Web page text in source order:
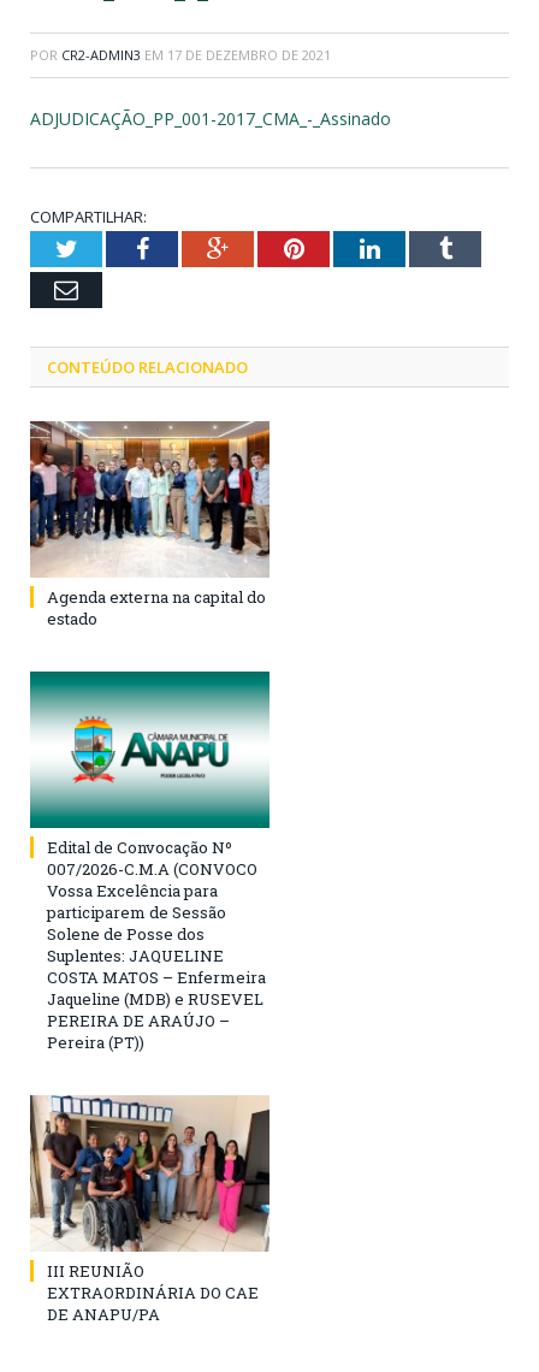
POR CR2-ADMIN3 EM 17 DE DEZEMBRO DE 2021
ADJUDICAÇÃO_PP_001-2017_CMA_-_Assinado
COMPARTILHAR:
TwitterFacebookGoogle+PinterestLinkedInTumblr
Email
CONTEÚDO RELACIONADO
Agenda externa na capital do
estado
Edital de Convocação Nº
007/2026-C.M.A (CONVOCO
Vossa Excelência para
participarem de Sessão
Solene de Posse dos
Suplentes: JAQUELINE
COSTA MATOS – Enfermeira
Jaqueline (MDB) e RUSEVEL
PEREIRA DE ARAÚJO –
Pereira (PT))
III REUNIÃO
EXTRAORDINÁRIA DO CAE
DE ANAPU/PA